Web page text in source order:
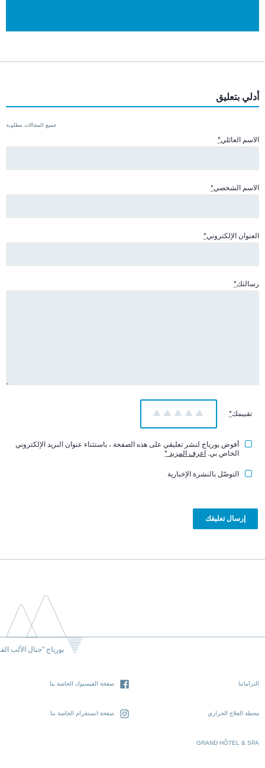
أدلي بتعليق
جميع المجالات مطلوبة
الاسم العائلي*
الاسم الشخصي*
العنوان الإلكتروني*
رسالتك*
تقييمك*
5 4 3 2 1
أفوض يورياج لنشر تعليقي على هذه الصفحة ، باستثناء عنوان البريد الإلكتروني
الخاص بي. اعرف المزيد *
التوصّل بالنشرة الإخبارية
يورياج "جبال الألب
التزاماتنا
محطة العلاج الحراري
GRAND HÔTEL & SPA
صفحة الفيسبوك الخاصة بنا
صفحة انستغرام الخاصة بنا